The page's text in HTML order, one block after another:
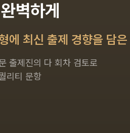
벽하게
에 최신 출제 경향을 담은
출제진의 다 회차 검토로
리티 문항